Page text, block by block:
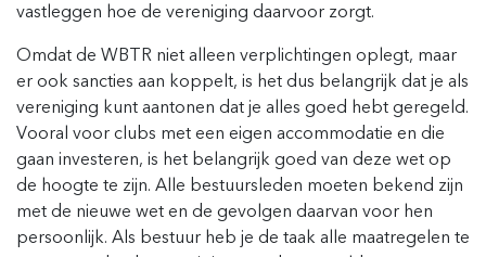
vastleggen hoe de vereniging daarvoor zorgt.
Omdat de WBTR niet alleen verplichtingen oplegt, maar
er ook sancties aan koppelt, is het dus belangrijk dat je als
vereniging kunt aantonen dat je alles goed hebt geregeld.
Vooral voor clubs met een eigen accommodatie en die
gaan investeren, is het belangrijk goed van deze wet op
de hoogte te zijn. Alle bestuursleden moeten bekend zijn
met de nieuwe wet en de gevolgen daarvan voor hen
persoonlijk. Als bestuur heb je de taak alle maatregelen te